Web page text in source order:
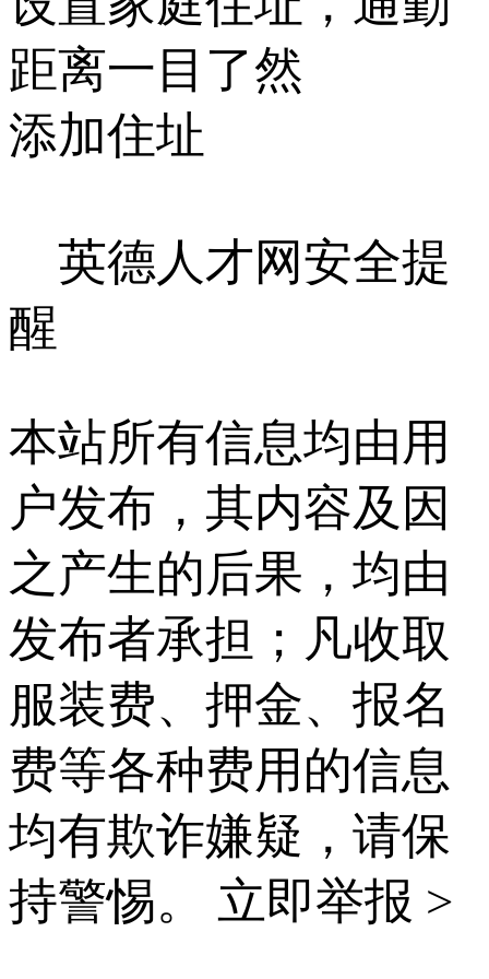
距离一目了然
添加住址
英德人才网安全提
醒
本站所有信息均由用
户发布，其内容及因
之产生的后果，均由
发布者承担；凡收取
服装费、押金、报名
费等各种费用的信息
均有欺诈嫌疑，请保
持警惕。 立即举报 >